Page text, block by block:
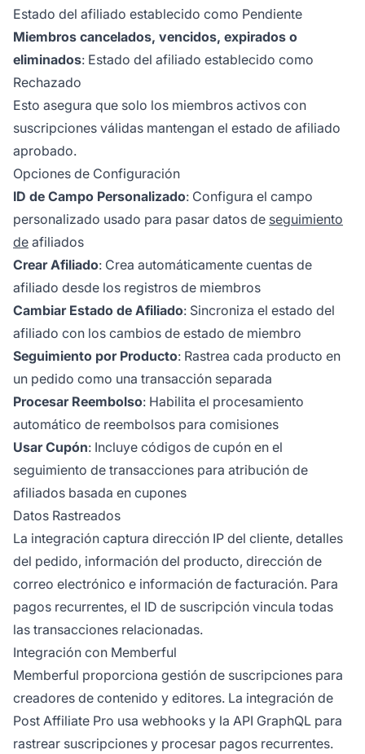
Estado del afiliado establecido como Pendiente
Miembros cancelados, vencidos, expirados o
eliminados: Estado del afiliado establecido como
Rechazado
Esto asegura que solo los miembros activos con
suscripciones válidas mantengan el estado de afiliado
aprobado.
Opciones de Configuración
ID de Campo Personalizado: Configura el campo
personalizado usado para pasar datos de seguimiento
de afiliados
Crear Afiliado: Crea automáticamente cuentas de
afiliado desde los registros de miembros
Cambiar Estado de Afiliado: Sincroniza el estado del
afiliado con los cambios de estado de miembro
Seguimiento por Producto: Rastrea cada producto en
un pedido como una transacción separada
Procesar Reembolso: Habilita el procesamiento
automático de reembolsos para comisiones
Usar Cupón: Incluye códigos de cupón en el
seguimiento de transacciones para atribución de
afiliados basada en cupones
Datos Rastreados
La integración captura dirección IP del cliente, detalles
del pedido, información del producto, dirección de
correo electrónico e información de facturación. Para
pagos recurrentes, el ID de suscripción vincula todas
las transacciones relacionadas.
Integración con Memberful
Memberful proporciona gestión de suscripciones para
creadores de contenido y editores. La integración de
Post Affiliate Pro usa webhooks y la API GraphQL para
rastrear suscripciones y procesar pagos recurrentes.